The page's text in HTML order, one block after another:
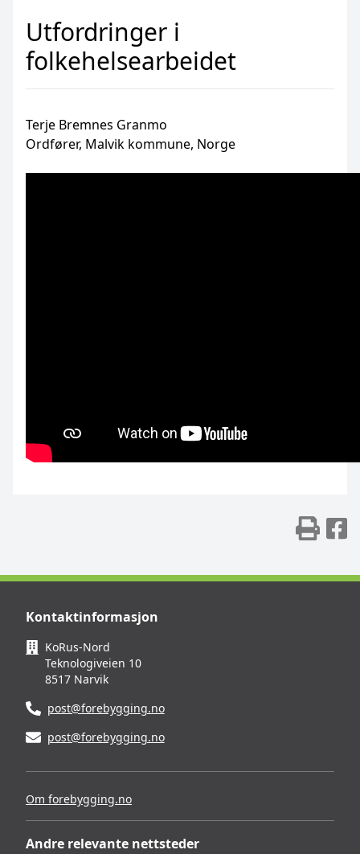
Utfordringer i
folkehelsearbeidet
Terje Bremnes Granmo
Ordfører, Malvik kommune, Norge
Kontaktinformasjon
KoRus-Nord
Teknologiveien 10
8517 Narvik
post@forebygging.no
post@forebygging.no
Om forebygging.no
Andre relevante nettsteder